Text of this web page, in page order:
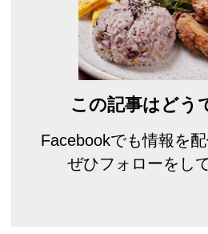
この記事はどう
Facebookでも情報を配
ぜひフォローをし